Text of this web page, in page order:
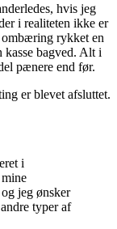
hvis jeg
i realiteten ikke er
ombæring rykket en
kasse bagved. Alt i
pænere end før.
er blevet afsluttet.
i
jeg ønsker
typer af